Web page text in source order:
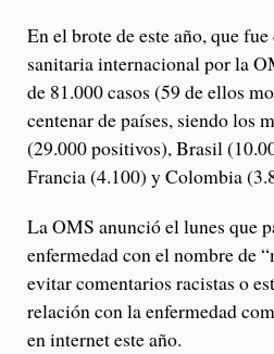
En el brote de este año, que
sanitaria internacional por la
de 81.000 casos (59 de ellos
centenar de países, siendo los
(29.000 positivos), Brasil
Francia (4.100) y Colombia
La OMS anunció el lunes que
enfermedad con el nombre de
evitar comentarios racistas o
relación con la enfermedad
en internet este año.